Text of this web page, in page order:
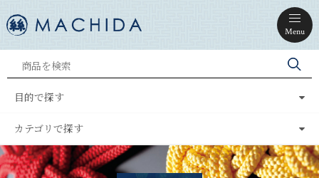
Menu
目的で探す
カテゴリで探す